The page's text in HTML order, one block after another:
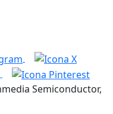
Semiconductor,